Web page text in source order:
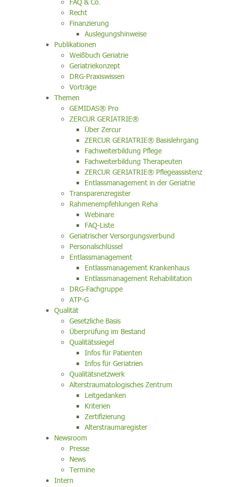
FAQ & Co.
Recht
Finanzierung
Auslegungshinweise
Publikationen
Weißbuch Geriatrie
Geriatriekonzept
DRG-Praxiswissen
Vorträge
Themen
GEMIDAS® Pro
ZERCUR GERIATRIE®
Über Zercur
ZERCUR GERIATRIE® Basislehrgang
Fachweiterbildung Pflege
Fachweiterbildung Therapeuten
ZERCUR GERIATRIE® Pflegeassistenz
Entlassmanagement in der Geriatrie
Transparenzregister
Rahmenempfehlungen Reha
Webinare
FAQ-Liste
Geriatrischer Versorgungsverbund
Personalschlüssel
Entlassmanagement
Entlassmanagement Krankenhaus
Entlassmanagement Rehabilitation
DRG-Fachgruppe
ATP-G
Qualität
Gesetzliche Basis
Überprüfung im Bestand
Qualitätssiegel
Infos für Patienten
Infos für Geriatrien
Qualitätsnetzwerk
Alterstraumatologisches Zentrum
Leitgedanken
Kriterien
Zertifizierung
Alterstraumaregister
Newsroom
Presse
News
Termine
Intern